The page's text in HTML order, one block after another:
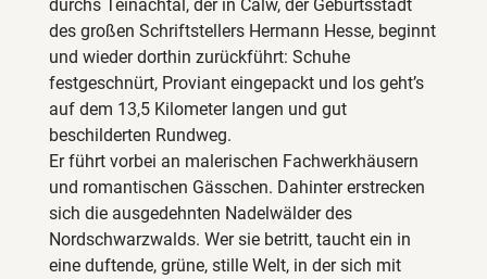
durchs Teinachtal, der in Calw, der Geburtsstadt
des großen Schriftstellers Hermann Hesse, beginnt
und wieder dorthin zurückführt: Schuhe
festgeschnürt, Proviant eingepackt und los geht’s
auf dem 13,5 Kilometer langen und gut
beschilderten Rundweg.
Er führt vorbei an malerischen Fachwerkhäusern
und romantischen Gässchen. Dahinter erstrecken
sich die ausgedehnten Nadelwälder des
Nordschwarzwalds. Wer sie betritt, taucht ein in
eine duftende, grüne, stille Welt, in der sich mit